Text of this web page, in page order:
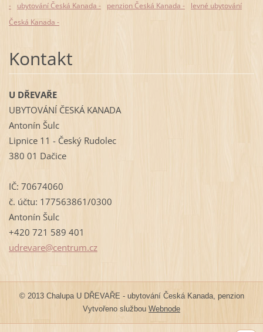
-
ubytování Česká Kanada - penzion Česká Kanada -
levné ubytování
Česká Kanada -
Kontakt
U DŘEVAŘE
UBYTOVÁNÍ ČESKÁ KANADA
Antonín Šulc
Lipnice 11 - Český Rudolec
380 01 Dačice
IČ: 70674060
č. účtu: 177563861/0300
Antonín Šulc
+420 721 589 401
udrevare@centrum.cz
© 2013 Chalupa U DŘEVAŘE - ubytování Česká Kanada, penzion
Vytvořeno službou Webnode